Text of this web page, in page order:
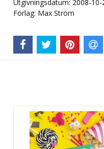
Utgivningsdatum: 2008-10-
Förlag: Max Ström